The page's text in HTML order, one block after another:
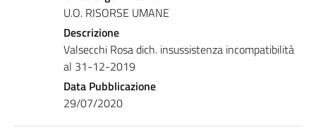
U.O. RISORSE UMANE
Descrizione
Valsecchi Rosa dich. insussistenza incompatibilità
al 31-12-2019
Data Pubblicazione
29/07/2020